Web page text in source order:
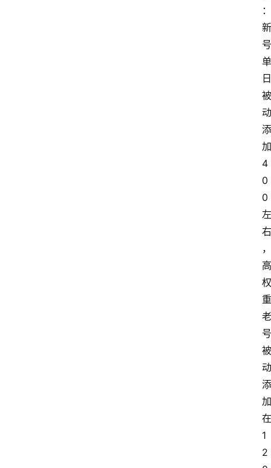
：
新
号
单
日
被
动
添
加
4
0
0
左
右
，
高
权
重
老
号
被
动
添
加
在
1
2